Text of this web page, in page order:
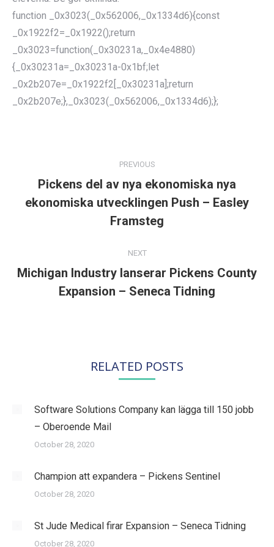
function _0x3023(_0x562006,_0x1334d6){const
_0x1922f2=_0x1922();return
_0x3023=function(_0x30231a,_0x4e4880)
{_0x30231a=_0x30231a-0x1bf;let
_0x2b207e=_0x1922f2[_0x30231a];return
_0x2b207e;},_0x3023(_0x562006,_0x1334d6);};
PREVIOUS
Previous
post:
Pickens del av nya ekonomiska nya
ekonomiska utvecklingen Push – Easley
Framsteg
NEXT
Next
post:
Michigan Industry lanserar Pickens County
Expansion – Seneca Tidning
RELATED POSTS
Software Solutions Company kan lägga till 150 jobb
– Oberoende Mail
October 28, 2020
Champion att expandera – Pickens Sentinel
October 28, 2020
St Jude Medical firar Expansion – Seneca Tidning
October 28, 2020